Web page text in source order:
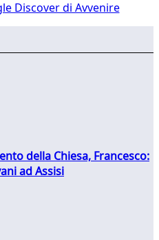
Discover di Avvenire
della Chiesa, Francesco:
ad Assisi